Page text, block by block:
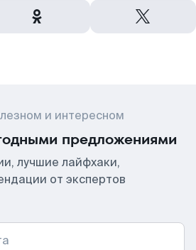
и интересном
предложениями
лучшие лайфхаки,
от экспертов